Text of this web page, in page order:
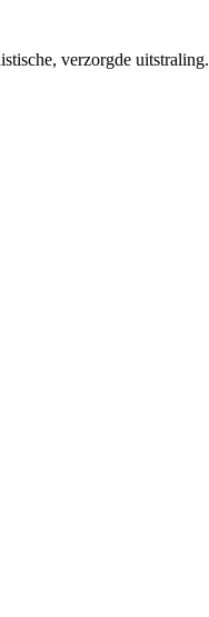
verzorgde uitstraling.